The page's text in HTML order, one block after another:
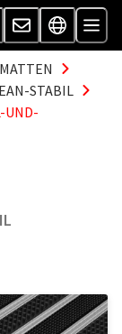
STABIL
UND-